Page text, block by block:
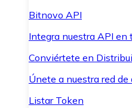
Bitnovo API
Integra nuestra API en
Conviértete en
Únete a nuestra red de
Listar Token